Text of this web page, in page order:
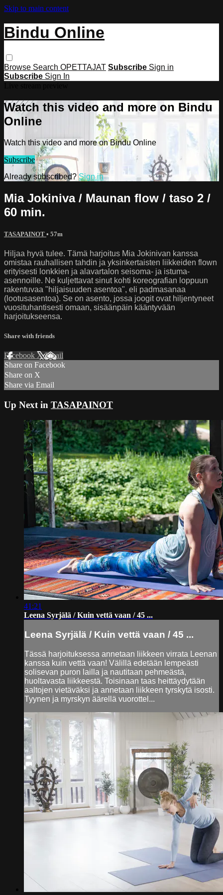
Skip to main content
Bindu Online
Browse Search OPETTAJAT Subscribe Sign in
Subscribe Sign In
Watch this video and more on Bindu
Online
Watch this video and more on Bindu Online
Subscribe
Already subscribed?Sign in
Mia Jokiniva / Maunan flow / taso 2 /
60 min.
TASAPAINOT • 57m
Hiljaa hyvä tulee. Tämä harjoitus Mia Jokinivan kanssa
omistaa rauhallisen tahdin ja yksinkertaisten liikkeiden flown
erityisesti lonkkien ja alavartalon seisoma- ja istuma-
asennoille. Ne kuljettavat sinut kohti koreografian loppuun
rakentuvaa "hiljaisuuden asentoa", eli padmasanaa
(lootusasentoa). Se on asento, jossa joogit ovat hiljentyneet
vuosituhantisesti omaan, sisäänpäin kääntyvään
harjoitukseensa.
Share with friends
Facebook XEmail
Share on Facebook
Share on X
Share via Email
Up Next in TASAPAINOT
41:21
Leena Syrjälä / Kuin vettä vaan / 45 ...
Leena Syrjälä / Kuin vettä vaan / 45 ...
Tässä harjoituksessa annetaan liikkeen virrata Leenan
kanssa kuin vettä vaan! Välillä edetään lempeästi
solisevan puron lailla ja nautitaan pehmeästä,
huoltavasta liikkeestä. Toisinaan taas heittäydytään
aaltojen vietäväksi ja annetaan liikkeen tyrskytä isosti.
Tyynen ja myrskyn äärellä vuorottel...